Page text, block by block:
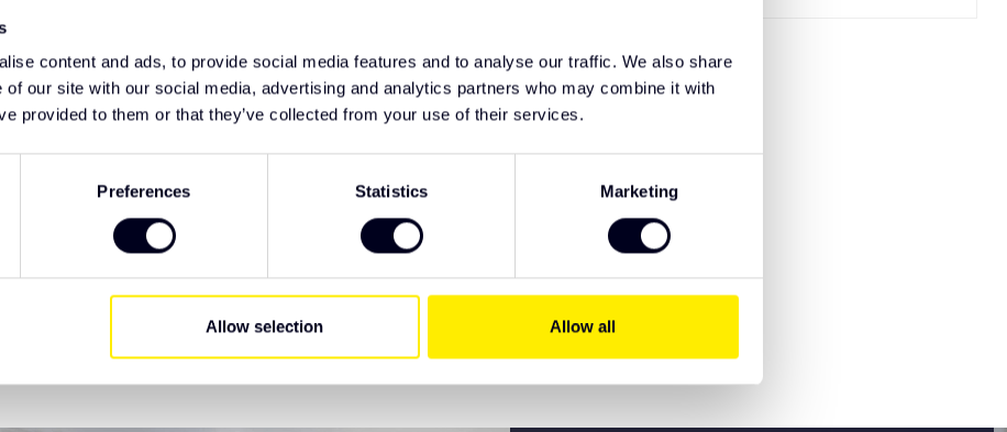
content and ads, to provide social media features and to analyse our traffic. We also share
of our site with our social media, advertising and analytics partners who may combine it with
provided to them or that they’ve collected from your use of their services.
Preferences Statistics Marketing
Allow selection Allow all
Truck Parts. We raden u aan het product te
Als je specifieke wensen hebt met
je klaar.
EAN Code 8721515911163